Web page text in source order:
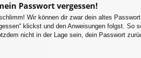
Passwort vergessen!
Wir können dir zwar dein altes
klickst und den Anweisungen folgst. So
nicht in der Lage sein, dein Passwort